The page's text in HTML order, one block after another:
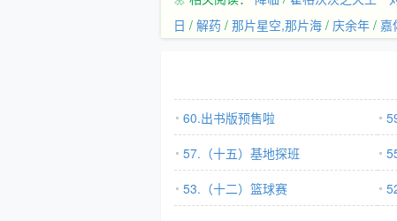
日 / 解药 / 那片星空,那片海 / 庆余年 / 嘉
60.出书版预售啦
57.（十五）基地探班
53.（十二）篮球赛